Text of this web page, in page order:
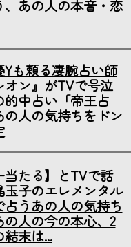
、あの人の本音・恋
Yも頼る凄腕占い師
オン』がTVで号泣
的中占い「帝王占
の人の気持ちをドン
当たる】とTVで話
玉子のエレメンタル
占うあの人の気持ち
の人の今の本心、2
末は...